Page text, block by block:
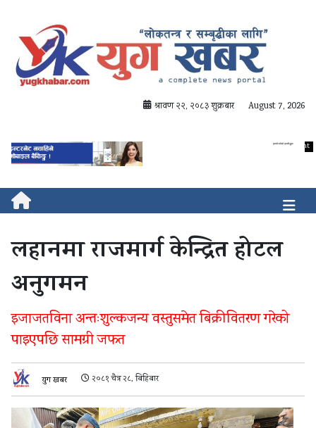
श्रावण २२, २०८३ शुक्रबार August 7, 2026
लहानमा राजमार्ग केन्द्रित होटल
अनुगमन
इजाजतविना अन्तःशुल्कजन्य वस्तुसमेत बिक्रीवितरण गरेको
पाइएपछि सामग्री जफत
युग खबर २०८१ चैत्र २८, बिहिबार